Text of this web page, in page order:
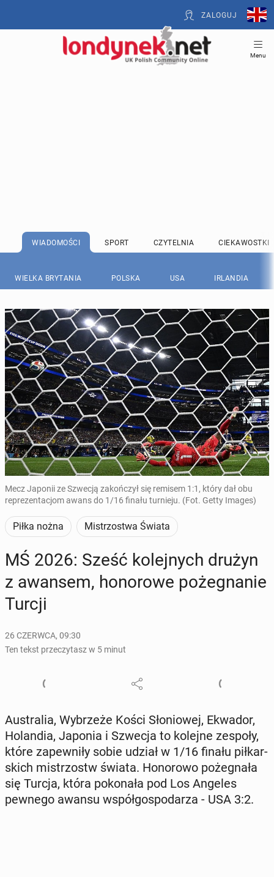
ZALOGUJ
Menu
WIADOMOŚCI SPORT CZYTELNIA CIEKAWOSTKI
WIELKA BRYTANIA POLSKA USA IRLANDIA
Mecz Japonii ze Szwecją zakończył się remisem 1:1, który dał obu
reprezentacjom awans do 1/16 finału turnieju. (Fot. Getty Images)
Piłka nożna Mistrzostwa Świata
MŚ 2026: Sześć ko­lej­nych drużyn
z awansem, ho­no­ro­we po­że­gna­nie
Turcji
26 CZERWCA, 09:30
Ten tekst przeczytasz w 5 minut
Au­stra­lia, Wy­brze­że Kości Sło­nio­wej, Ekwador,
Ho­lan­dia, Japonia i Szwecja to kolejne zespoły,
które za­pew­ni­ły sobie udział w 1/16 finału pił­kar­
skich mi­strzostw świata. Ho­no­ro­wo po­że­gna­ła
się Turcja, która po­ko­na­ła pod Los Angeles
pewnego awansu współ­go­spo­da­rza - USA 3:2.